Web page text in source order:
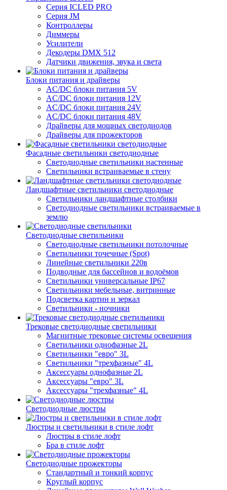
Серия ICLED PRO
Серия JM
Контроллеры
Диммеры
Усилители
Декодеры DMX 512
Датчики движения, звука и света
Блоки питания и драйверы
AC/DC блоки питания 5V
AC/DC блоки питания 12V
AC/DC блоки питания 24V
AC/DC блоки питания 48V
Драйверы для мощных светодиодов
Драйверы для прожекторов
Фасадные светильники светодиодные
Светодиодные светильники настенные
Светильники встраиваемые в стену
Ландшафтные светильники светодиодные
Светильники ландшафтные столбики
Светодиодные светильники встраиваемые в
землю
Светодиодные светильники
Светодиодные светильники потолочные
Светильники точечные (Spot)
Линейные светильники 220в
Подводные для бассейнов и водоёмов
Светильники универсальные IP67
Светильники мебельные, витринные
Подсветка картин и зеркал
Светильники - ночники
Трековые светодиодные светильники
Магнитные трековые системы освещения
Светильники однофазные 2L
Светильники "евро" 3L
Светильники "трехфазные" 4L
Аксессуары однофазные 2L
Аксессуары "евро" 3L
Аксессуары "трехфазные" 4L
Светодиодные люстры
Люстры и светильники в стиле лофт
Люстры в стиле лофт
Бра в стиле лофт
Светодиодные прожекторы
Стандартный и тонкий корпус
Круглый корпус